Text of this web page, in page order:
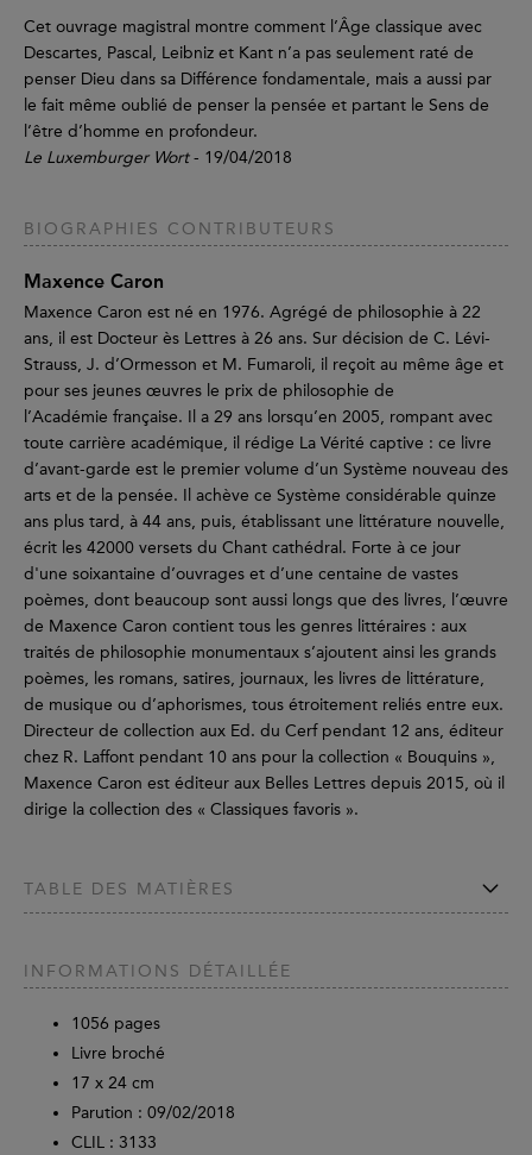
Cet ouvrage magistral montre comment l’Âge classique avec
Descartes, Pascal, Leibniz et Kant n’a pas seulement raté de
penser Dieu dans sa Différence fondamentale, mais a aussi par
le fait même oublié de penser la pensée et partant le Sens de
l’être d’homme en profondeur.
Le Luxemburger Wort- 19/04/2018
BIOGRAPHIES CONTRIBUTEURS
Maxence Caron
Maxence Caron est né en 1976. Agrégé de philosophie à 22
ans, il est Docteur ès Lettres à 26 ans. Sur décision de C. Lévi-
Strauss, J. d’Ormesson et M. Fumaroli, il reçoit au même âge et
pour ses jeunes œuvres le prix de philosophie de
l’Académie française. Il a 29 ans lorsqu’en 2005, rompant avec
toute carrière académique, il rédige La Vérité captive : ce livre
d’avant-garde est le premier volume d’un Système nouveau des
arts et de la pensée. Il achève ce Système considérable quinze
ans plus tard, à 44 ans, puis, établissant une littérature nouvelle,
écrit les 42000 versets du Chant cathédral. Forte à ce jour
d'une soixantaine d’ouvrages et d’une centaine de vastes
poèmes, dont beaucoup sont aussi longs que des livres, l’œuvre
de Maxence Caron contient tous les genres littéraires : aux
traités de philosophie monumentaux s’ajoutent ainsi les grands
poèmes, les romans, satires, journaux, les livres de littérature,
de musique ou d’aphorismes, tous étroitement reliés entre eux.
Directeur de collection aux Ed. du Cerf pendant 12 ans, éditeur
chez R. Laffont pendant 10 ans pour la collection « Bouquins »,
Maxence Caron est éditeur aux Belles Lettres depuis 2015, où il
dirige la collection des « Classiques favoris ».
TABLE DES MATIÈRES
INFORMATIONS DÉTAILLÉE
1056 pages
Livre broché
17 x 24 cm
Parution : 09/02/2018
CLIL : 3133